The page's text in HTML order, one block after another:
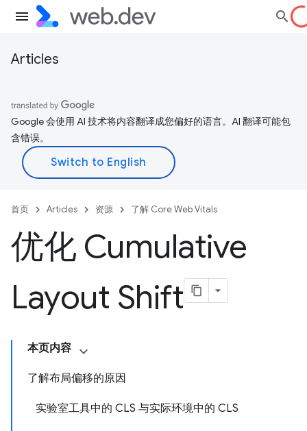
Articles
Google 会使用 AI 技术将内容翻译成您偏好的语言。AI 翻译可能包
含错误。
首页 Articles 资源 了解 Core Web Vitals
优化 Cumulative
Layout Shift
本页内容
了解布局偏移的原因
实验室工具中的 CLS 与实际环境中的 CLS